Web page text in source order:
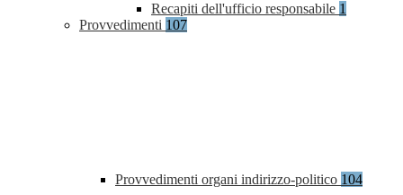
Recapiti dell'ufficio responsabile 1
Provvedimenti 107
Provvedimenti organi indirizzo-politico 104